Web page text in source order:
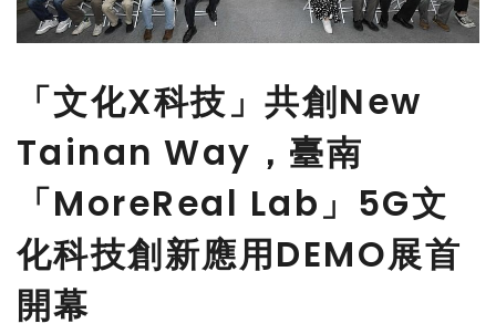
「文化X科技」共創New
Tainan Way，臺南
「MoreReal Lab」5G文
化科技創新應用DEMO展首
開幕